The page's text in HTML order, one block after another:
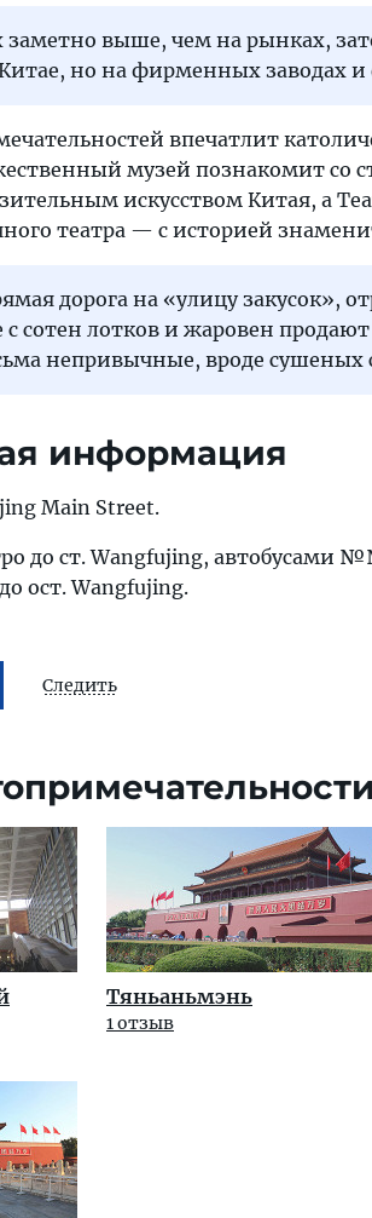
заметно выше, чем на рынках,
но на фирменных заводах и
впечатлит
музей познакомит со
искусством Китая, а
театра — с историей
дорога на «улицу закусок»,
сотен лотков и жаровен
непривычные, вроде сушеных
информация
Main Street.
до ст. Wangfujing, автобусами
ост. Wangfujing.
Следить
Тяньаньмэнь
1 отзыв